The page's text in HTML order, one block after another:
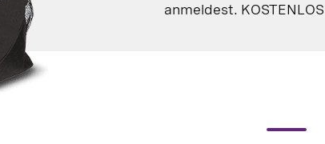
anmeldest.